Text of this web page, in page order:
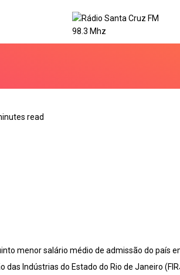
read
menor salário médio de admissão do país
das Indústrias do Estado do Rio de Janeiro